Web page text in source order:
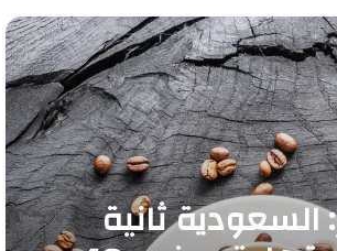
السعودية ثانية